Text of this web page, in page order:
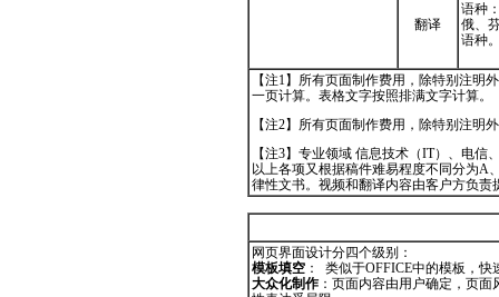
翻译
语种
俄、
语种
【注1】所有页面制作费用，除特别注明
一页计算。表格文字按照排满文字计算。
【注2】所有页面制作费用，除特别注明
【注3】专业领域 信息技术（IT）、电
以上各项又根据稿件难易程度不同分为A
律性文书。视频和翻译内容由客户方负责
网页界面设计分四个级别：
模板填空 ： 类似于OFFICE中的模板，
大众化制作 ：页面内容由用户确定，页